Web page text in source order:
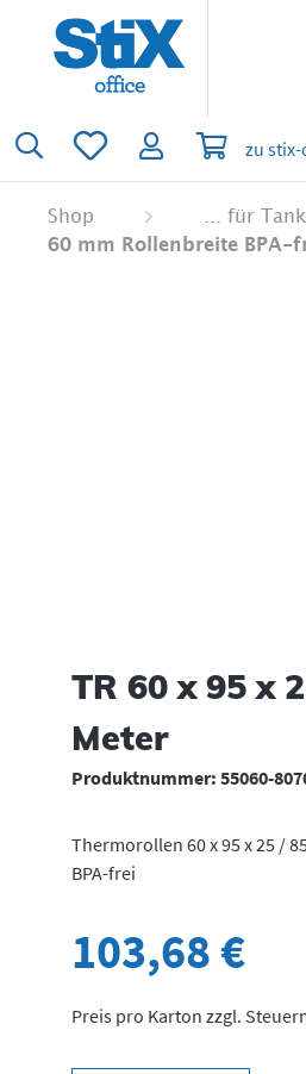
springen
Du hast 0 Produkte auf
zu
Shop
... für
60 mm Rollenbreite BPA-
TR 60 x 95 x
Meter
Produktnummer:55060-
Thermorollen 60 x 95 x 25 /
BPA-frei
103,68 €
Preis pro Karton zzgl.